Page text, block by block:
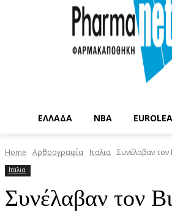
EΛΛΑΔΑ NBA
Home Αρθρογραφία Ιταλια Συνέλαβαν τον
Ιταλια
Συνέλαβαν τον